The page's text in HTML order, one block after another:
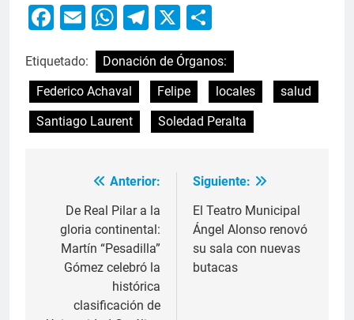
Facebook
EmailWhatsApp
Telegram
X
Etiquetado:
Donación de Órganos:
Federico Achaval
Felipe locales
salud
Santiago Laurent
Soledad Peralta
Anterior:
De Real Pilar a la
gloria continental:
Martín “Pesadilla”
Gómez celebró la
histórica
clasificación de
Siguiente:
El Teatro Municipal
Ángel Alonso renovó
su sala con nuevas
butacas